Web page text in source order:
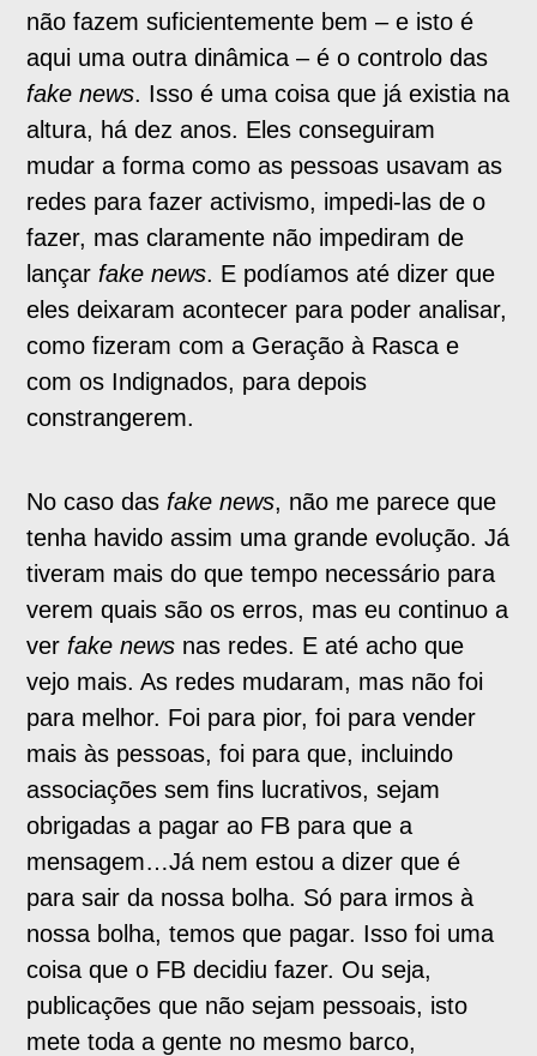
não fazem suficientemente bem – e isto é
aqui uma outra dinâmica – é o controlo das
fake news. Isso é uma coisa que já existia na
altura, há dez anos. Eles conseguiram
mudar a forma como as pessoas usavam as
redes para fazer activismo, impedi-las de o
fazer, mas claramente não impediram de
lançar fake news. E podíamos até dizer que
eles deixaram acontecer para poder analisar,
como fizeram com a Geração à Rasca e
com os Indignados, para depois
constrangerem.
No caso das fake news, não me parece que
tenha havido assim uma grande evolução. Já
tiveram mais do que tempo necessário para
verem quais são os erros, mas eu continuo a
ver fake news nas redes. E até acho que
vejo mais. As redes mudaram, mas não foi
para melhor. Foi para pior, foi para vender
mais às pessoas, foi para que, incluindo
associações sem fins lucrativos, sejam
obrigadas a pagar ao FB para que a
mensagem…Já nem estou a dizer que é
para sair da nossa bolha. Só para irmos à
nossa bolha, temos que pagar. Isso foi uma
coisa que o FB decidiu fazer. Ou seja,
publicações que não sejam pessoais, isto
mete toda a gente no mesmo barco,